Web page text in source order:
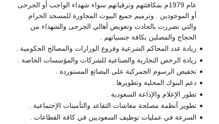
عام 1979م بمكافئتهم وترقياتهم سواء شهداء الواجب أو الجرحى
أو الموجودين . وترميم جميع البيوت المجاورة للمسجد الحرام
والتي تضررت بالحادث وتعويض أهالي الجرحى والشهداء من
الحجاج والمصلين بكافة جنسياتهم .
زيادة عدد المحاكم الشرعية وفروع الوزارات والمصالح الحكومية .
زيادة الرخص التجارية والصناعية للشركات والمؤسسات الخاصة .
تخفيض الرسوم الجمركية على البضائع المستوردة .
دعم البنوك المحلية وتطويرها .
تطور الإعلام والإذاعة السعودية .
تطوير أنظمة مصلحة معاشات التقاعد والتأمينات الإجتماعية .
السرعة في عمليات توظيف السعوديين في كافة القطاعات .